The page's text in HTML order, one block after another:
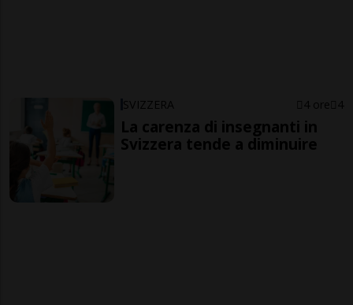
SVIZZERA 4 ore 4
La carenza di insegnanti in
Svizzera tende a diminuire